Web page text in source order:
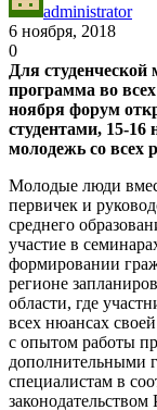
administrator
6 ноября, 2018
0
Для студенческой
программа во
ноября форум
студентами, 15-16
молодежь со всех
Молодые люди
первичек и
среднего
участие в
формировании
регионе
области, где
всех нюансах
с опытом работы
дополнительными
специалистам в